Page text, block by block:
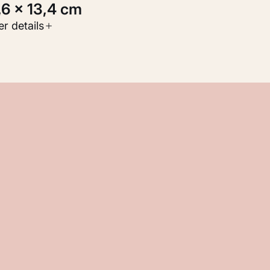
× 13,4 cm
werk
details